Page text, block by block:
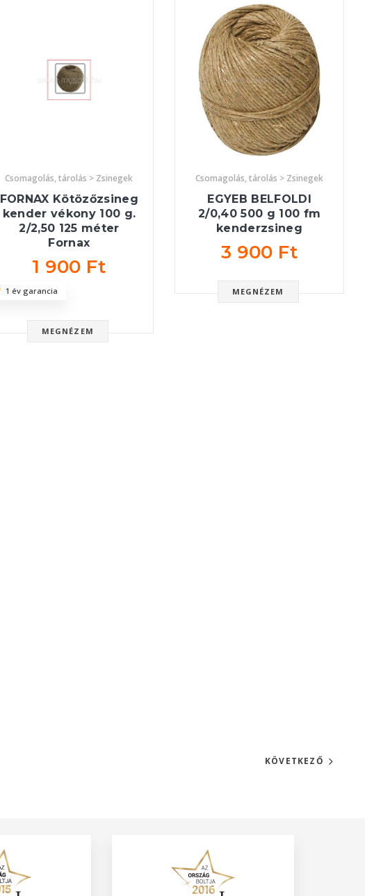
Csomagolás, tárolás > Zsinegek
FORNAX Kötözőzsineg
kender vékony 100 g.
2/2,50 125 méter
Fornax
1 900 Ft
MEGNÉZEM
1 év garancia
Csomagolás, tárolás > Zsinegek
EGYEB BELFOLDI
2/0,40 500 g 100 fm
kenderzsineg
3 900 Ft
MEGNÉZEM
KÖVETKEZŐ